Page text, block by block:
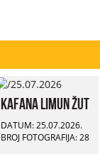
Kafana Limun Žut
DATUM: 25.07.2026.
BROJ FOTOGRAFIJA: 28